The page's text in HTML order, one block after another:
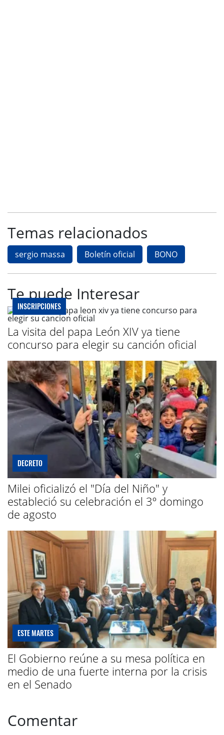
Temas relacionados
sergio massa Boletín oficial BONO
Te puede Interesar
INSCRIPCIONES
La visita del papa León XIV ya tiene
concurso para elegir su canción oficial
DECRETO
Milei oficializó el "Día del Niño" y
estableció su celebración el 3º domingo
de agosto
ESTE MARTES
El Gobierno reúne a su mesa política en
medio de una fuerte interna por la crisis
en el Senado
Comentar